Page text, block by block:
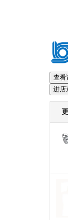
查看
进店